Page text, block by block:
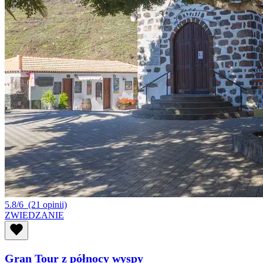
5.8/6 (21 opinii)
ZWIEDZANIE
Gran Tour z północy wyspy